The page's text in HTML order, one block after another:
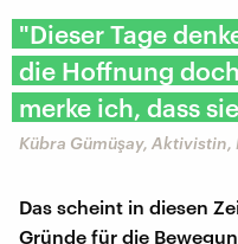
"Dieser Tage
die Hoffnung
merke ich, dass
Kübra Gümüşay,
Das scheint in diesen
Gründe für die